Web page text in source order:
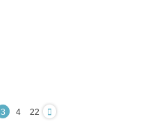
3 4 22